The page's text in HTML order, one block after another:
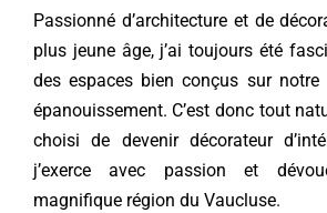
Passionné d’architecture et de
plus jeune âge, j’ai toujours été
des espaces bien conçus sur notre
épanouissement. C’est donc tout
choisi de devenir décorateur
j’exerce avec passion et
magnifique région du Vaucluse.